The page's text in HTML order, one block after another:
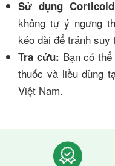
Sử dụng
không tự ý ngưng
kéo dài để tránh
Tra cứu: Bạn có
thuốc và liều dùng
Việt Nam.